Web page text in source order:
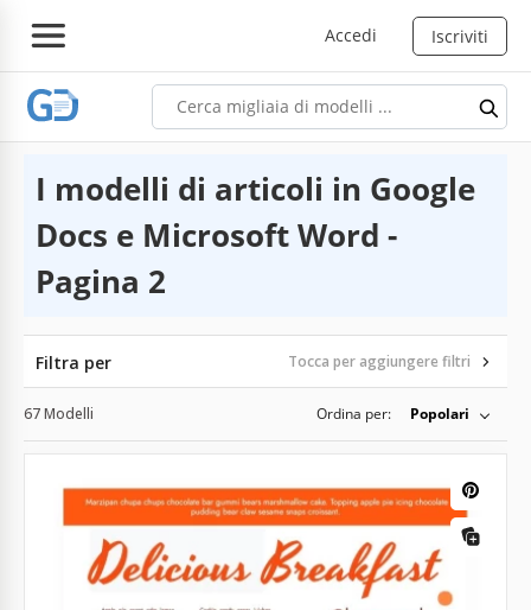
Accedi Iscriviti
I modelli di articoli in Google
Docs e Microsoft Word -
Pagina 2
Filtra per Tocca per aggiungere filtri
67 Modelli Ordina per: Popolari